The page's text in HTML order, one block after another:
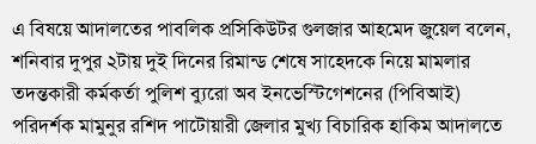
এ বিষয়ে আদালতের পাবলিক প্রসিকিউটর গুলজার আহমেদ জুয়েল বলেন,
শনিবার দুপুর ২টায় দুই দিনের রিমান্ড শেষে সাহেদকে নিয়ে মামলার
তদন্তকারী কর্মকর্তা পুলিশ ব্যুরো অব ইনভেস্টিগেশনের (পিবিআই)
পরিদর্শক মামুনুর রশিদ পাটোয়ারী জেলার মুখ্য বিচারিক হাকিম আদালতে